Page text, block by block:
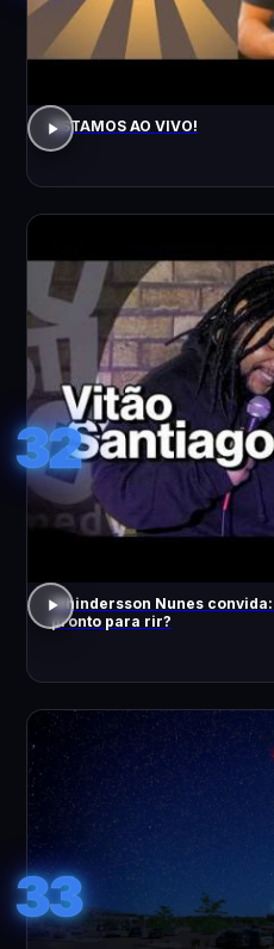
ESTAMOS AO VIVO!
32
Whindersson Nunes
pronto para rir?
33